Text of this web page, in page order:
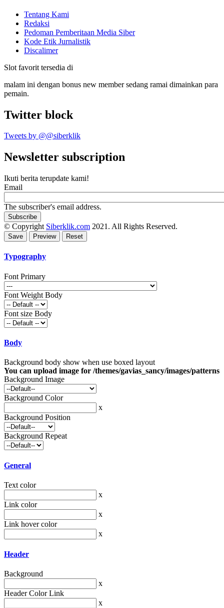
Tentang Kami
Redaksi
Pedoman Pemberitaan Media Siber
Kode Etik Jurnalistik
Discalimer
Slot favorit tersedia di
malam ini dengan bonus new member sedang ramai dimainkan para
pemain.
Twitter block
Tweets by @@siberklik
Newsletter subscription
Ikuti berita terupdate kami!
Email
The subscriber's email address.
© Copyright Siberklik.com 2021. All Rights Reserved.
Typography
Font Primary
Font Weight Body
Font size Body
Body
Background body show when use boxed layout
You can upload image for /themes/gavias_sancy/images/patterns
Background Image
Background Color
x
Background Position
Background Repeat
General
Text color
x
Link color
x
Link hover color
x
Header
Background
x
Header Color Link
x